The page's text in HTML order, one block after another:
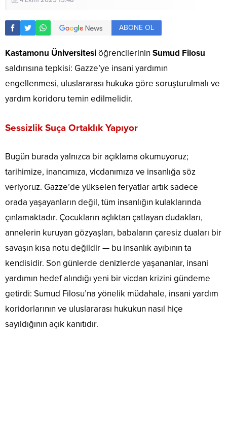
ABONE OL
Kastamonu Üniversitesiöğrencilerinin Sumud Filosu
saldırısına tepkisi: Gazze’ye insani yardımın
engellenmesi, uluslararası hukuka göre soruşturulmalı ve
yardım koridoru temin edilmelidir.
Sessizlik Suça Ortaklık Yapıyor
Bugün burada yalnızca bir açıklama okumuyoruz;
tarihimize, inancımıza, vicdanımıza ve insanlığa söz
veriyoruz. Gazze’de yükselen feryatlar artık sadece
orada yaşayanların değil, tüm insanlığın kulaklarında
çınlamaktadır. Çocukların açlıktan çatlayan dudakları,
annelerin kuruyan gözyaşları, babaların çaresiz duaları bir
savaşın kısa notu değildir — bu insanlık ayıbının ta
kendisidir. Son günlerde denizlerde yaşananlar, insani
yardımın hedef alındığı yeni bir vicdan krizini gündeme
getirdi: Sumud Filosu’na yönelik müdahale, insani yardım
koridorlarının ve uluslararası hukukun nasıl hiçe
sayıldığının açık kanıtıdır.